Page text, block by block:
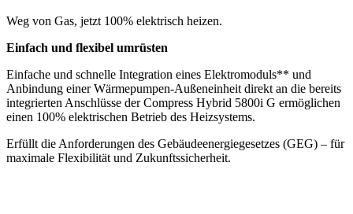
Weg von Gas, jetzt 100% elektrisch heizen.
Einfach und flexibel umrüsten
Einfache und schnelle Integration eines Elektromoduls** und
Anbindung einer Wärmepumpen-Außeneinheit direkt an die bereits
integrierten Anschlüsse der Compress Hybrid 5800i G ermöglichen
einen 100% elektrischen Betrieb des Heizsystems.
Erfüllt die Anforderungen des Gebäudeenergiegesetzes (GEG) – für
maximale Flexibilität und Zukunftssicherheit.